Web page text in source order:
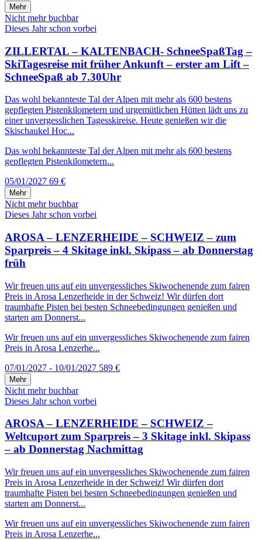
Mehr
Nicht mehr buchbar
Dieses Jahr schon vorbei
ZILLERTAL – KALTENBACH- SchneeSpaßTag –
SkiTagesreise mit früher Ankunft – erster am Lift –
SchneeSpaß ab 7.30Uhr
Das wohl bekannteste Tal der Alpen mit mehr als 600 bestens
gepflegten Pistenkilometern und urgemütlichen Hütten lädt uns zu
einer unvergesslichen Tagesskireise. Heute genießen wir die
Skischaukel Hoc...
Das wohl bekannteste Tal der Alpen mit mehr als 600 bestens
gepflegten Pistenkilometern...
05/01/2027 69 €
Mehr
Nicht mehr buchbar
Dieses Jahr schon vorbei
AROSA – LENZERHEIDE – SCHWEIZ – zum
Sparpreis – 4 Skitage inkl. Skipass – ab Donnerstag
früh
Wir freuen uns auf ein unvergessliches Skiwochenende zum fairen
Preis in Arosa Lenzerheide in der Schweiz! Wir dürfen dort
traumhafte Pisten bei besten Schneebedingungen genießen und
starten am Donnerst...
Wir freuen uns auf ein unvergessliches Skiwochenende zum fairen
Preis in Arosa Lenzerhe...
07/01/2027 - 10/01/2027 589 €
Mehr
Nicht mehr buchbar
Dieses Jahr schon vorbei
AROSA – LENZERHEIDE – SCHWEIZ –
Weltcuport zum Sparpreis – 3 Skitage inkl. Skipass
– ab Donnerstag Nachmittag
Wir freuen uns auf ein unvergessliches Skiwochenende zum fairen
Preis in Arosa Lenzerheide in der Schweiz! Wir dürfen dort
traumhafte Pisten bei besten Schneebedingungen genießen und
starten am Donnerst...
Wir freuen uns auf ein unvergessliches Skiwochenende zum fairen
Preis in Arosa Lenzerhe...